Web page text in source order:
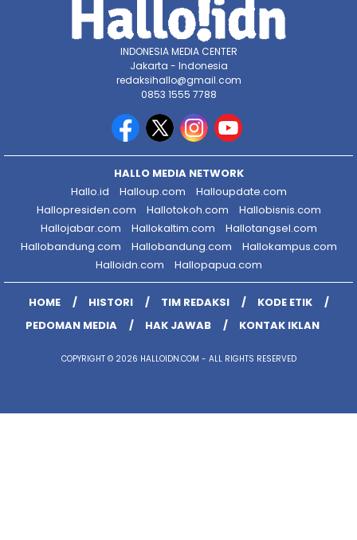
INDONESIA MEDIA CENTER
Jakarta - Indonesia
redaksihallo@gmail.com
0853 1555 7788
HALLO MEDIA NETWORK
Hallo.id
Halloup.com
Halloupdate.com
Hallopresiden.com
Hallotokoh.com
Hallobisnis.com
Hallojabar.com
Hallokaltim.com
Hallotangsel.com
Hallobandung.com
Hallobandung.com
Hallokampus.com
Halloidn.com
Hallopapua.com
HOME HISTORI TIM REDAKSI
KODE ETIK
PEDOMAN MEDIA
HAK JAWAB KONTAK IKLAN
COPYRIGHT © 2026 HALLOIDN.COM - ALL RIGHTS RESERVED